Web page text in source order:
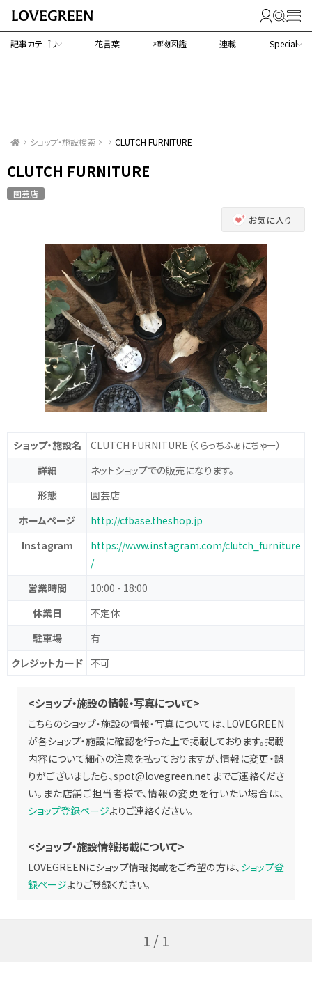
記事カテゴリ 花言葉 植物図鑑 連載 Special
ショップ・施設検索 CLUTCH FURNITURE
CLUTCH FURNITURE
園芸店
お気に入り
ショップ・施設名 CLUTCH FURNITURE （くらっちふぁにちゃー）
詳細
ネットショップでの販売になります。
形態
園芸店
ホームページ
http://cfbase.theshop.jp
Instagram
https://www.instagram.com/clutch_furniture
/
営業時間
10:00 - 18:00
休業日
不定休
駐車場
有
クレジットカード 不可
<ショップ・施設の情報・写真について>
こちらのショップ・施設の情報・写真については、LOVEGREEN
が各ショップ・施設に確認を行った上で掲載しております。掲載
内容について細心の注意を払っておりますが、情報に変更・誤
りがございましたら、spot@lovegreen.net までご連絡くださ
い。また店舗ご担当者様で、情報の変更を行いたい場合は、
ショップ登録ページよりご連絡ください。
<ショップ・施設情報掲載について>
LOVEGREENにショップ情報掲載をご希望の方は、 ショップ登
録ページよりご登録ください。
1 / 1